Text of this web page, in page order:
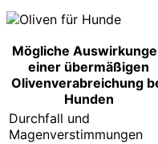
Mögliche
einer übermäßigen
Olivenverabreichung
Hunden
Durchfall und
Magenverstimmungen